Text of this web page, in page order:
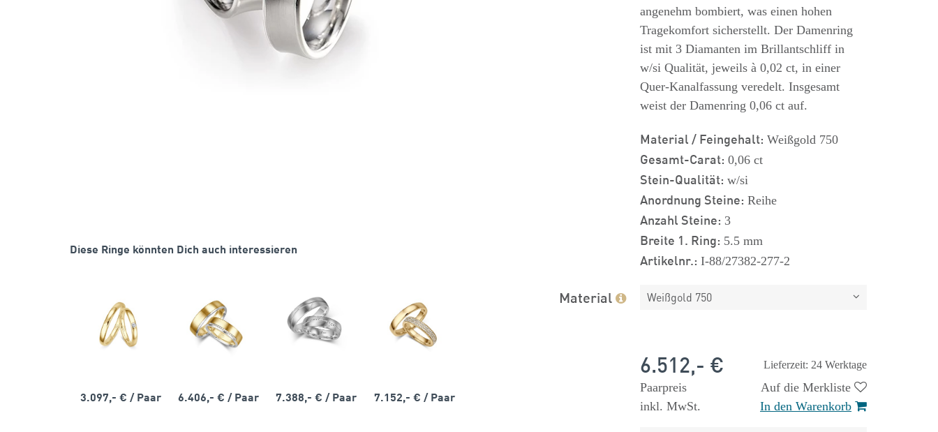
Diese Ringe könnten Dich auch interessieren
3.097,- € / Paar 6.406,- €/ Paar 7.388,- €/ Paar 7.152,- € / Paar
angenehm bombiert, was einen hohen
Tragekomfort sicherstellt. Der Damenring
ist mit 3 Diamanten im Brillantschliff in
w/si Qualität, jeweils à 0,02 ct, in einer
Quer-Kanalfassung veredelt. Insgesamt
weist der Damenring 0,06 ct auf.
Material / Feingehalt: Weißgold 750
Gesamt-Carat: 0,06 ct
Stein-Qualität: w/si
Anordnung Steine: Reihe
Anzahl Steine: 3
Breite 1. Ring: 5.5 mm
Artikelnr.: I-88/27382-277-2
Material Weißgold 750
Lieferzeit: 24 Werktage
6.512,- €
Paarpreis
inkl. MwSt.
Auf die Merkliste
In den Warenkorb